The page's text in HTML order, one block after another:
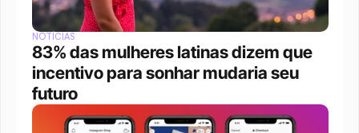
NOTÍCIAS
83% das mulheres latinas dizem que
incentivo para sonhar mudaria seu
futuro